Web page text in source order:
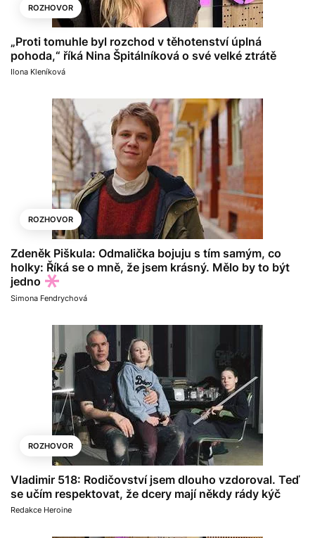
ROZHOVOR
„Proti tomuhle byl rozchod v těhotenství úplná
pohoda,“ říká Nina Špitálníková o své velké ztrátě
Ilona Kleníková
ROZHOVOR
Zdeněk Piškula: Odmalička bojuju s tím samým, co
holky: Říká se o mně, že jsem krásný. Mělo by to být
jedno
Simona Fendrychová
ROZHOVOR
Vladimir 518: Rodičovství jsem dlouho vzdoroval. Teď
se učím respektovat, že dcery mají někdy rády kýč
Redakce Heroine